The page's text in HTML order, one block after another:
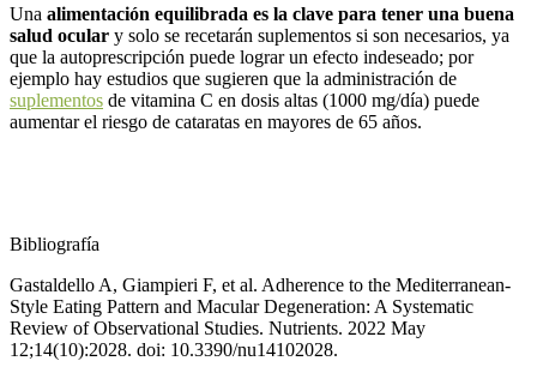
Una alimentación equilibrada es la clave para tener una buena
salud ocular y solo se recetarán suplementos si son necesarios, ya
que la autoprescripción puede lograr un efecto indeseado; por
ejemplo hay estudios que sugieren que la administración de
suplementos de vitamina C en dosis altas (1000 mg/día) puede
aumentar el riesgo de cataratas en mayores de 65 años.
Bibliografía
Gastaldello A, Giampieri F, et al. Adherence to the Mediterranean-
Style Eating Pattern and Macular Degeneration: A Systematic
Review of Observational Studies. Nutrients. 2022 May
12;14(10):2028. doi: 10.3390/nu14102028.